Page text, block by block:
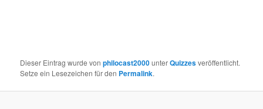
Dieser Eintrag wurde vonphilocast2000unterQuizzesveröffentlicht.
Setze ein Lesezeichen für den Permalink.